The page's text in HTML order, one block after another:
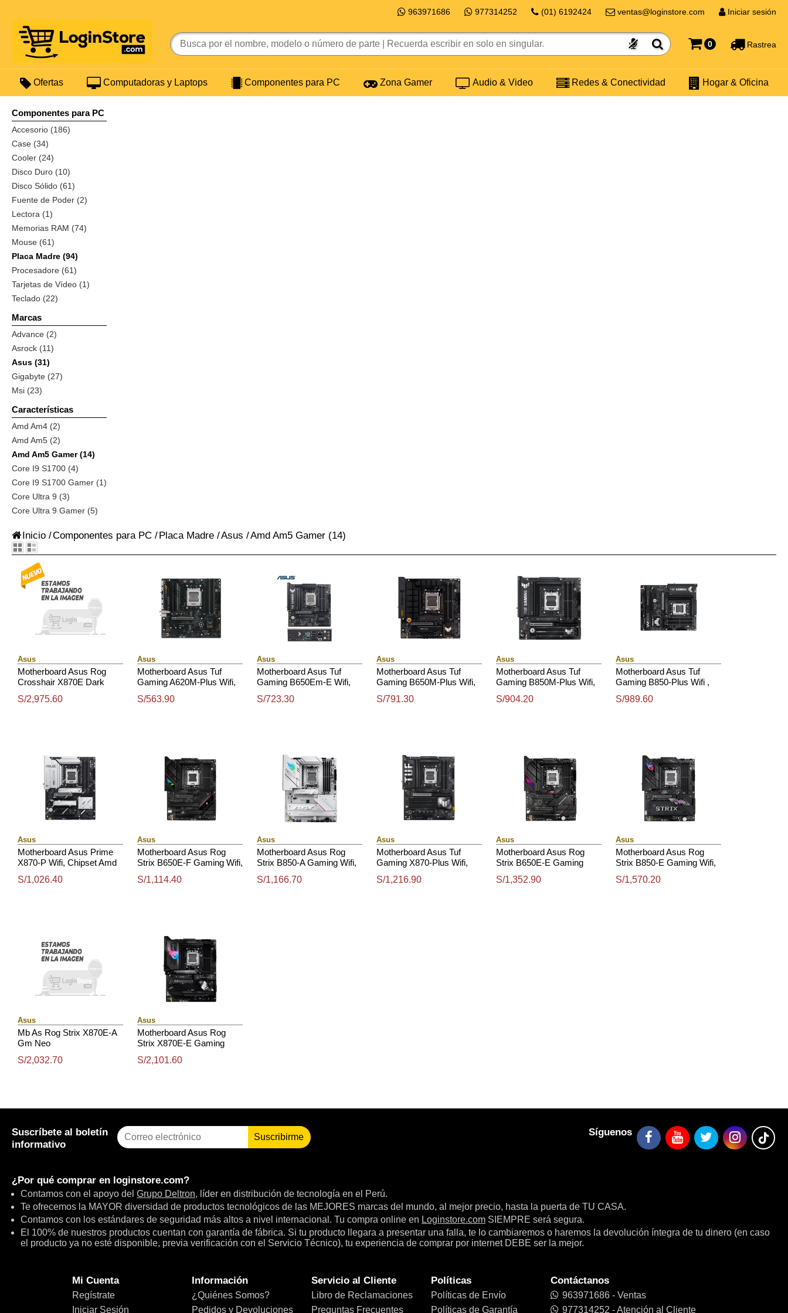
963971686 977314252 (01) 6192424 ventas@loginstore.com Iniciar sesión
0 Rastrea
Ofertas Computadoras y Laptops Componentes para PC Zona Gamer Audio & Video Redes & Conectividad Hogar & Oficina
Componentes para PC
Accesorio (186)
Case (34)
Cooler (24)
Disco Duro (10)
Disco Sólido (61)
Fuente de Poder (2)
Lectora (1)
Memorias RAM (74)
Mouse (61)
Placa Madre (94)
Procesadore (61)
Tarjetas de Vídeo (1)
Teclado (22)
Marcas
Advance (2)
Asrock (11)
Asus (31)
Gigabyte (27)
Msi (23)
Características
Amd Am4 (2)
Amd Am5 (2)
Amd Am5 Gamer (14)
Core I9 S1700 (4)
Core I9 S1700 Gamer (1)
Core Ultra 9 (3)
Core Ultra 9 Gamer (5)
Inicio /Componentes para PC /Placa Madre /Asus /Amd Am5 Gamer (14)
Asus
Motherboard Asus Rog
Crosshair X870E Dark
Socket Amd Am5, Atx
S/2,975.60
Asus
Motherboard Asus Tuf
Gaming A620M-Plus Wifi,
Socket Am5, Matx
S/563.90
Asus
Motherboard Asus Tuf
Gaming B650Em-E Wifi,
Socket Am5, Matx
S/723.30
Asus
Motherboard Asus Tuf
Gaming B650M-Plus Wifi,
Socket Am5, Matx
S/791.30
Asus
Motherboard Asus Tuf
Gaming B850M-Plus Wifi,
Amd Am5, Matx
S/904.20
Asus
Motherboard Asus Tuf
Gaming B850-Plus Wifi ,
Amd Am5, Atx
S/989.60
Asus
Motherboard Asus Prime
X870-P Wifi, Chipset Amd
Atx
S/1,026.40
Asus
Motherboard Asus Rog
Strix B650E-F Gaming Wifi,
Amd Am5, Atx
S/1,114.40
Asus
Motherboard Asus Rog
Strix B850-A Gaming Wifi,
Amd Am5, Atx
S/1,166.70
Asus
Motherboard Asus Tuf
Gaming X870-Plus Wifi,
Amd Am5, Atx
S/1,216.90
Asus
Motherboard Asus Rog
Strix B650E-E Gaming
Socket Amd Am5, Atx
S/1,352.90
Asus
Motherboard Asus Rog
Strix B850-E Gaming Wifi,
Amd Am5, Atx
S/1,570.20
Asus
Mb As Rog Strix X870E-A
Gm Neo
S/2,032.70
Asus
Motherboard Asus Rog
Strix X870E-E Gaming
Socket Amd Am5, Atx
S/2,101.60
Suscríbete al boletín
informativo
Suscribirme Síguenos
¿Por qué comprar en loginstore.com?
Contamos con el apoyo del Grupo Deltron, líder en distribución de tecnología en el Perú.
Te ofrecemos la MAYOR diversidad de productos tecnológicos de las MEJORES marcas del mundo, al mejor precio, hasta la puerta de TU CASA.
Contamos con los estándares de seguridad más altos a nivel internacional. Tu compra online en Loginstore.com SIEMPRE será segura.
El 100% de nuestros productos cuentan con garantía de fábrica. Si tu producto llegara a presentar una falla, te lo cambiaremos o haremos la devolución íntegra de tu dinero (en caso
el producto ya no esté disponible, previa verificación con el Servicio Técnico), tu experiencia de comprar por internet DEBE ser la mejor.
Mi Cuenta
Regístrate
Iniciar Sesión
Información
¿Quiénes Somos?
Pedidos y Devoluciones
Servicio al Cliente
Libro de Reclamaciones
Preguntas Frecuentes
Políticas
Políticas de Envío
Políticas de Garantía
Contáctanos
963971686 - Ventas
977314252 - Atención al Cliente